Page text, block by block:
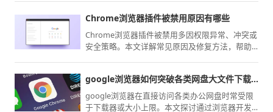
Chrome浏览器插件被禁用原因有哪些
Chrome浏览器插件被禁用多因权限异常、冲突或
安全策略。本文详解常见原因及修复方法，帮助
google浏览器如何突破各类网盘大文件下载限制
google浏览器在直接访问各类办公网盘时常受限
于下载器或大小上限。本文探讨通过浏览器开发